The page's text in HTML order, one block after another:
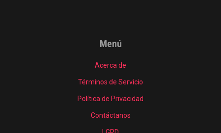
Menú
Acerca de
Términos de Servicio
Política de Privacidad
Contáctanos